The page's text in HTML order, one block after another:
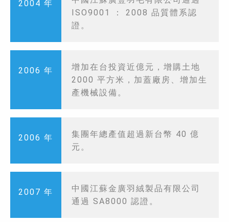
2004 年
ISO9001 ： 2008 品質體系認
證。
2006 年
增加在台投資近億元，增購土地
2000 平方米，加蓋廠房、增加生
產機械設備。
2006 年
集團年總產值超過新台幣 40 億
元。
2007 年
中國江蘇金廣羽絨製品有限公司
通過 SA8000 認證。